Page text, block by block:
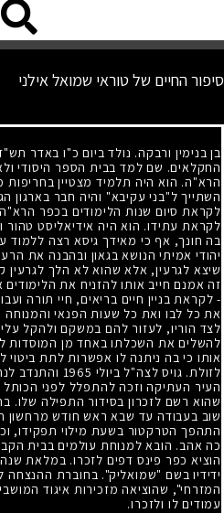
סיפור החיים של טוראי שמואל אילני
בן בנימין ורבקה. נולד ביום כ"ו באדר
החקלאים. שם למד בבית הספר היסודי
הרא"ה. הוא היה תלמיד מצטיין בחריפות
השתייך ל"בני עקיבא" והיה חבר בארגון
לקראת סיום שנות הלימודים בכפר
לקראת עתידו. הוא היה אידיאליסט
בה חונך, אף כי מאידך גיסא רצה ללמוד
יהודי אמיתי הנושא בגאון ובהבנה את
שיצא לגרעין, אלא שהוא לא הלך לגרעין
זה אמנם חייב אותו להזניח את
- לקראת בניין חיים בריאים, חיי תורה
את כל לבו ואת כל שעות הפנאי והמנוחה
לצד הוריו, לעזור להם במשקם ולהקל
להשלים את השכלתו באחד מן המוסדות
אותו כי בה ניתנה לו אפשרות לתת
לזולת. גויס לצה"ל ביולי 1965 והתנדב
העיר העתיקה וזכה להתפלל לפני
שהוא רשם לזכרון בסידור התפילה שלו.
שוב בעבודה עד שבא ראש חודש מרחשון
התהפך הטרקטור בשעת מילוי תפקידו,
כה אהב. הובא למנוחת עולמים בבית
הוציא כפר פינס דפים לזכרו. במלאת
ידידיו בשם "שמואליק". בחוברת
המזרחי", שהוציאה מזכירות איגוד
עמודים לו ולזכרו.